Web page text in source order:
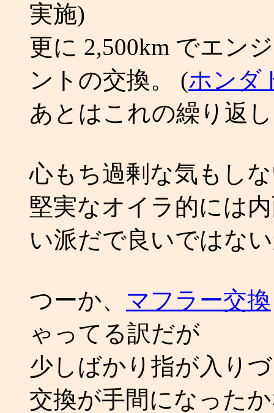
実施)
更に 2,500km でエン
ントの交換。 (ホンダ
あとはこれの繰り返
心もち過剰な気もし
堅実なオイラ的には
い派だで良いではな
つーか、 マフラー交換
ゃってる訳だが
少しばかり指が入り
交換が手間になった